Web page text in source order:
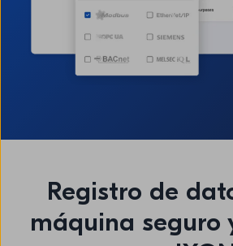
Registro de
máquina seguro